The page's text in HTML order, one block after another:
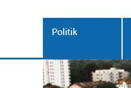
Politik